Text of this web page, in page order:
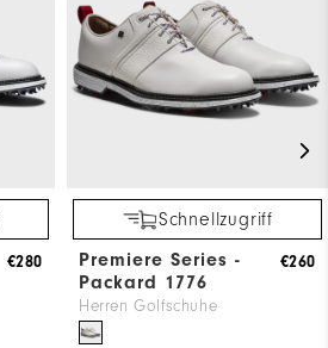
€280
Schnellzugriff
Premiere Series -
Packard 1776
Herren Golfschuhe
€260